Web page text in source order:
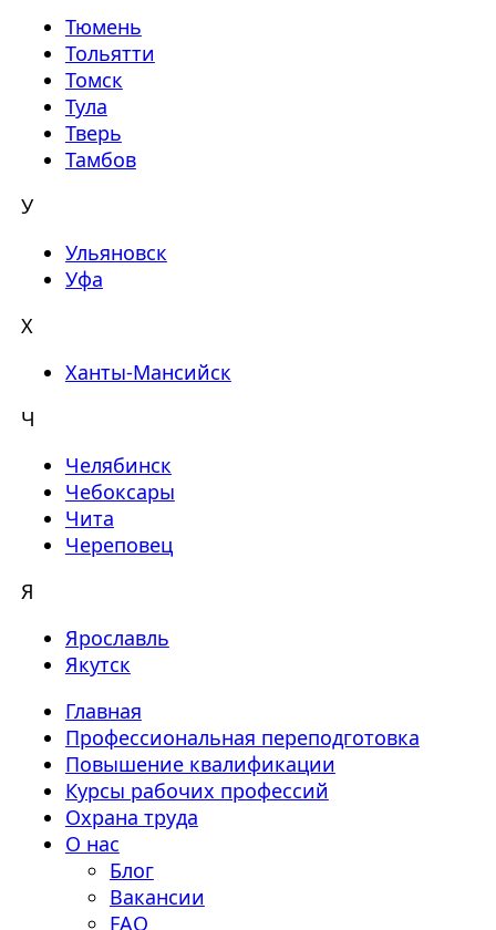
Тюмень
Тольятти
Томск
Тула
Тверь
Тамбов
У
Ульяновск
Уфа
Х
Ханты-Мансийск
Ч
Челябинск
Чебоксары
Чита
Череповец
Я
Ярославль
Якутск
Главная
Профессиональная переподготовка
Повышение квалификации
Курсы рабочих профессий
Охрана труда
О нас
Блог
Вакансии
FAQ